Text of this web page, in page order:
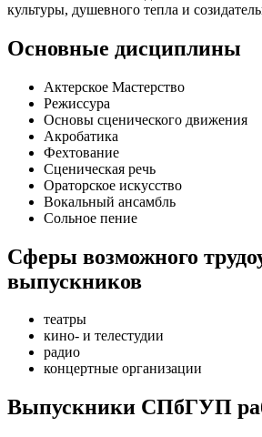
культуры, душевного тепла и
Основные дисциплины
Актерское Мастерство
Режиссура
Основы сценического движения
Акробатика
Фехтование
Сценическая речь
Ораторское искусство
Вокальный ансамбль
Сольное пение
Сферы возможного
выпускников
театры
кино- и телестудии
радио
концертные организации
Выпускники СПбГУП